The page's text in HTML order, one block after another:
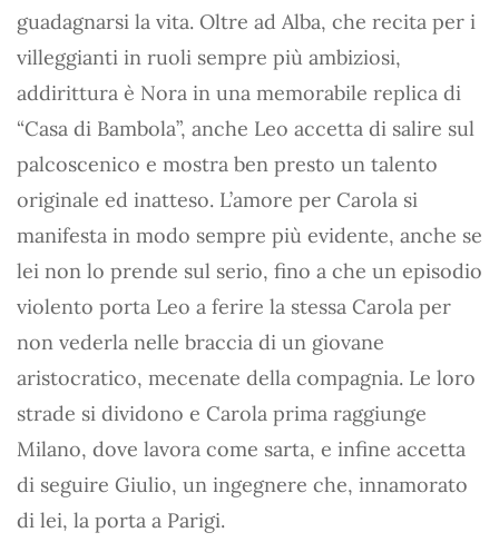
guadagnarsi la vita. Oltre ad Alba, che recita per i
villeggianti in ruoli sempre più ambiziosi,
addirittura è Nora in una memorabile replica di
“Casa di Bambola”, anche Leo accetta di salire sul
palcoscenico e mostra ben presto un talento
originale ed inatteso. L’amore per Carola si
manifesta in modo sempre più evidente, anche se
lei non lo prende sul serio, fino a che un episodio
violento porta Leo a ferire la stessa Carola per
non vederla nelle braccia di un giovane
aristocratico, mecenate della compagnia. Le loro
strade si dividono e Carola prima raggiunge
Milano, dove lavora come sarta, e infine accetta
di seguire Giulio, un ingegnere che, innamorato
di lei, la porta a Parigi.